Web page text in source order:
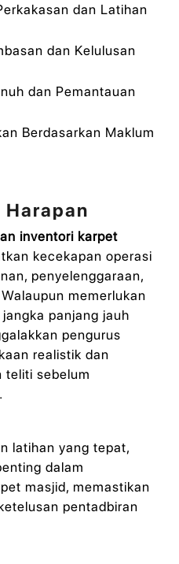
dan Latihan
dan Kelulusan
dan Pemantauan
Berdasarkan Maklum
Harapan
inventori karpet
kecekapan operasi
penyelenggaraan,
memerlukan
panjang jauh
pengurus
realistik dan
teliti sebelum
latihan yang tepat,
dalam
masjid, memastikan
pentadbiran